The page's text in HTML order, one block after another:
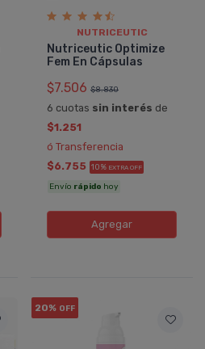
NUTRICEUTIC
Nutriceutic Optimize
Fem En Cápsulas
$7.506 $8.830
6 cuotas sin interés de
$1.251
ó Transferencia
$6.755 10% EXTRA OFF
Envío rápido hoy
Agregar
20% OFF